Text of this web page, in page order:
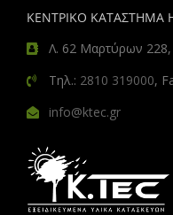
ΚΕΝΤΡΙΚΟ ΚΑΤΑΣΤΗΜΑ
Λ. 62 Μαρτύρων 228,
Τηλ.: 2810 319000,
info@ktec.gr